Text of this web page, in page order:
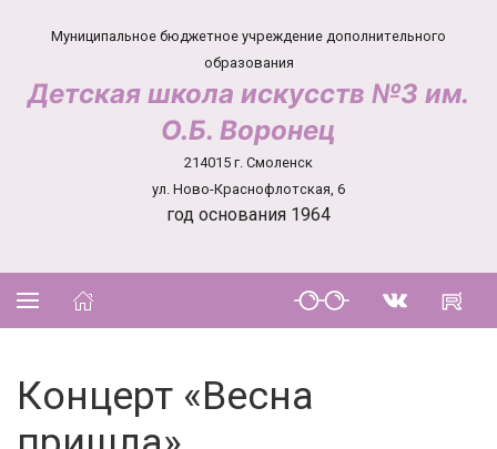
Муниципальное бюджетное учреждение дополнительного
образования
Детская школа искусств №3 им.
О.Б. Воронец
214015 г. Смоленск
ул. Ново-Краснофлотская, 6
год основания 1964
Концерт «Весна